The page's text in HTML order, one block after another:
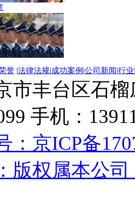
誉 |法律法规|成功案例 |公司新闻|行
市丰台区石
手机：
：京ICP备
版权属本公司